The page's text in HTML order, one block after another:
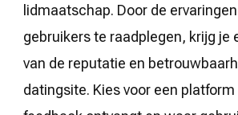
lidmaatschap. Door de
gebruikers te raadplegen, krijg je
van de reputatie en
datingsite. Kies voor een